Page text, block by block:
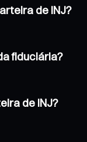
de INJ?
fiduciária?
de INJ?